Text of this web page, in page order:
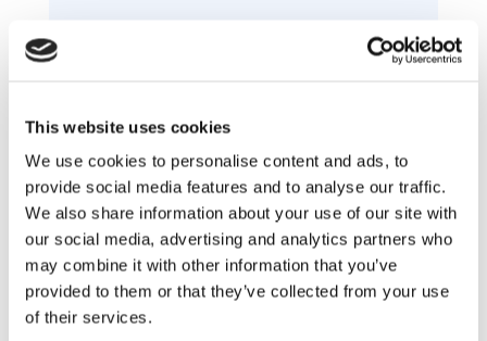
This website uses cookies
We use cookies to personalise content and ads, to
provide social media features and to analyse our traffic.
We also share information about your use of our site with
our social media, advertising and analytics partners who
may combine it with other information that you’ve
provided to them or that they’ve collected from your use
of their services.
1 Salle TV
1 Salon
1 Cuisine